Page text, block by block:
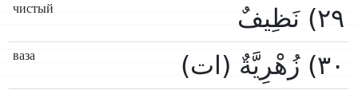
чистый ٢٩) نَظِيفٌ
ваза ٣٠) زُهْرِيَّةٌ (ات)